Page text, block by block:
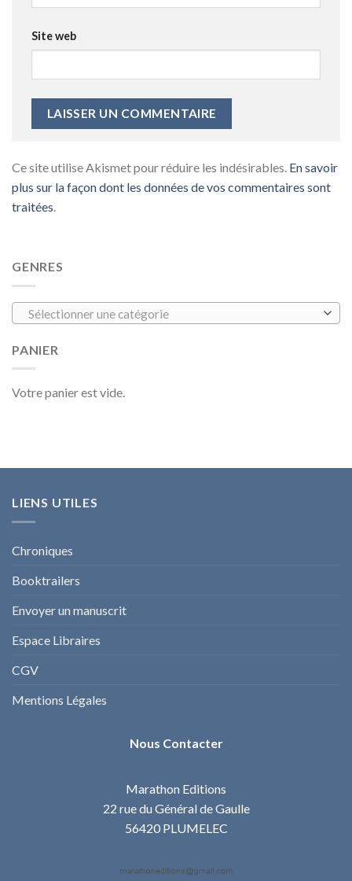
Site web
Ce site utilise Akismet pour réduire les indésirables. En savoir
plus sur la façon dont les données de vos commentaires sont
traitées.
GENRES
Sélectionner une catégorie
PANIER
Votre panier est vide.
LIENS UTILES
Chroniques
Booktrailers
Envoyer un manuscrit
Espace Libraires
CGV
Mentions Légales
Nous Contacter
Marathon Editions
22 rue du Général de Gaulle
56420 PLUMELEC